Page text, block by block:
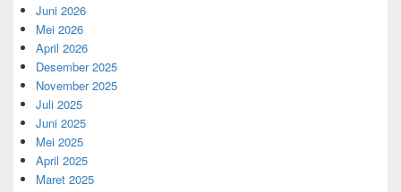
Juni 2026
Mei 2026
April 2026
Desember 2025
November 2025
Juli 2025
Juni 2025
Mei 2025
April 2025
Maret 2025